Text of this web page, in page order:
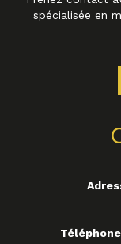
spécialisée en